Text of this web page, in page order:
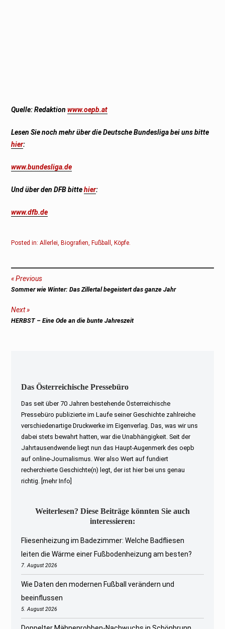
Quelle:Redaktion www.oepb.at
Lesen Sie noch mehr über die Deutsche Bundesliga bei uns bitte
hier:
www.bundesliga.de
Und über den DFB bittehier:
www.dfb.de
Posted in:Allerlei, Biografien, Fußball, Köpfe.
Beitragsnavigation
Previous
Previous
Sommer wie Winter: Das Zillertal begeistert das ganze Jahr
Next
Next
HERBST – Eine Ode an die bunte Jahreszeit
Das Österreichische Pressebüro
Das seit über 70 Jahren bestehende Österreichische
Pressebüro publizierte im Laufe seiner Geschichte zahlreiche
verschiedenartige Druckwerke im Eigenverlag. Das, was wir uns
dabei stets bewahrt hatten, war die Unabhängigkeit. Seit der
Jahrtausendwende liegt nun das Haupt-Augenmerk des oepb
auf online-Journalismus. Wer also Wert auf fundiert
recherchierte Geschichte(n) legt, der ist hier bei uns genau
richtig. [mehr Info]
Weiterlesen? Diese Beiträge könnten Sie auch
interessieren:
Fliesenheizung im Badezimmer: Welche Badfliesen
leiten die Wärme einer Fußbodenheizung am besten?
7. August 2026
Wie Daten den modernen Fußball verändern und
beeinflussen
5. August 2026